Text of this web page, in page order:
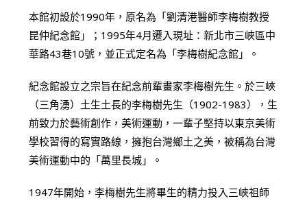
本館初設於1990年，原名為「劉清港醫師李梅樹教授
昆仲紀念館」；1995年4月遷入現址：新北市三峽區中
華路43巷10號，並正式定名為「李梅樹紀念館」。
紀念館設立之宗旨在紀念前輩畫家李梅樹先生。於三峽
（三角湧）土生土長的李梅樹先生（1902-1983），生
前致力於藝術創作，美術運動，一輩子堅持以東京美術
學校習得的寫實路線，擁抱台灣鄉土之美，被稱為台灣
美術運動中的「萬里長城」。
1947年開始，李梅樹先生將畢生的精力投入三峽祖師